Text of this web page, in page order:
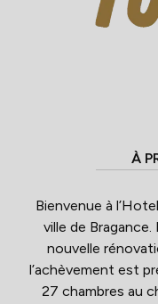
À
Bienvenue à
ville de Bragance.
nouvelle
l’achèvement est
27 chambres au